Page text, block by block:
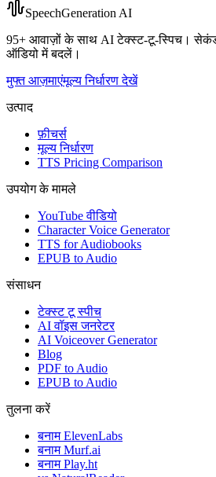
SpeechGeneration AI
95+ आवाज़ों के साथ AI टेक्स्ट-टू-स्पिच।
ऑडियो में बदलें।
मुफ्त आज़माएंमूल्य निर्धारण देखें
उत्पाद
फ़ीचर्स
मूल्य निर्धारण
TTS Pricing Comparison
उपयोग के मामले
YouTube वीडियो
Character Voice Generator
TTS for Audiobooks
EPUB to Audio
संसाधन
टेक्स्ट टू स्पीच
AI वॉइस जनरेटर
AI Voiceover Generator
Blog
PDF to Audio
EPUB to Audio
तुलना करें
बनाम ElevenLabs
बनाम Murf.ai
बनाम Play.ht